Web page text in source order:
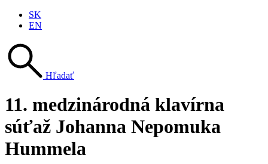
SK
EN
Hľadať
11. medzinárodná klavírna
súťaž Johanna Nepomuka
Hummela